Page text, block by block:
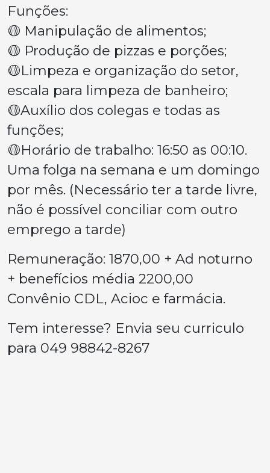
Funções:
🟡 Manipulação de alimentos;
🟡 Produção de pizzas e porções;
🟡Limpeza e organização do setor,
escala para limpeza de banheiro;
🟡Auxílio dos colegas e todas as
funções;
🟡Horário de trabalho: 16:50 as 00:10.
Uma folga na semana e um domingo
por mês. (Necessário ter a tarde livre,
não é possível conciliar com outro
emprego a tarde)
Remuneração: 1870,00 + Ad noturno
+ benefícios média 2200,00
Convênio CDL, Acioc e farmácia.
Tem interesse? Envia seu curriculo
para 049 98842-8267